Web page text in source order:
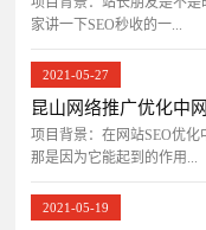
家讲一下SEO秒收的一...
2021-05-27
昆山网络推广优化中
项目背景：在网站SEO优
那是因为它能起到的作用...
2021-05-19